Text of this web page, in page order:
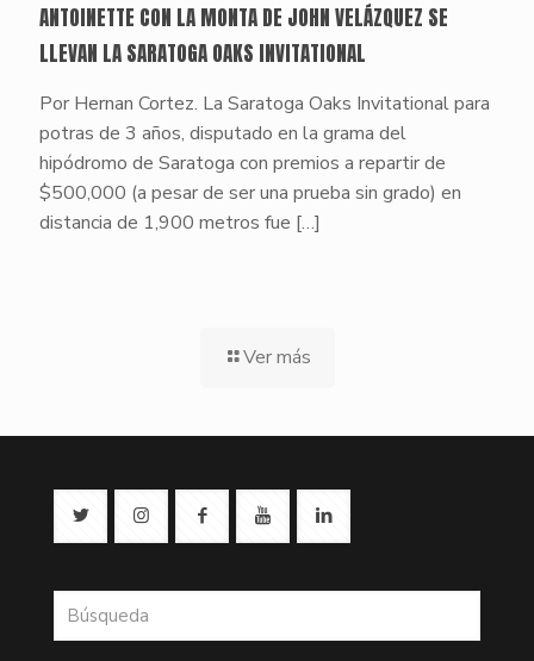
ANTOINETTE CON LA MONTA DE JOHN VELÁZQUEZ SE
LLEVAN LA SARATOGA OAKS INVITATIONAL
Por Hernan Cortez. La Saratoga Oaks Invitational para
potras de 3 años, disputado en la grama del
hipódromo de Saratoga con premios a repartir de
$500,000 (a pesar de ser una prueba sin grado) en
distancia de 1,900 metros fue […]
Ver más